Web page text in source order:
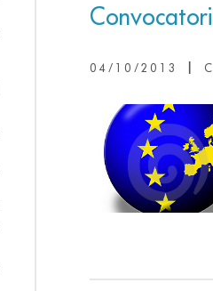
04/10/2013